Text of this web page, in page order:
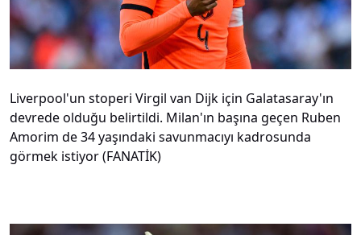
Liverpool'un stoperi Virgil van Dijk için Galatasaray'ın
devrede olduğu belirtildi. Milan'ın başına geçen Ruben
Amorim de 34 yaşındaki savunmacıyı kadrosunda
görmek istiyor (FANATİK)